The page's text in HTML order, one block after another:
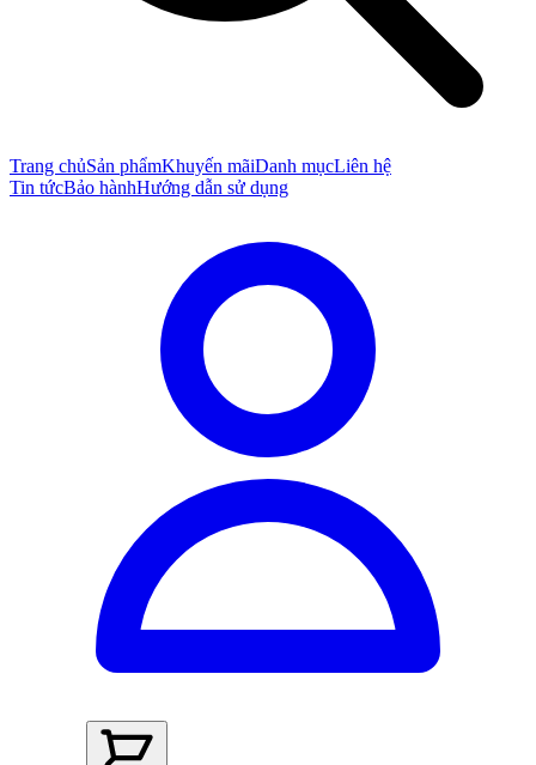
Trang chủSản phẩmKhuyến mãiDanh mụcLiên hệ
Tin tứcBảo hànhHướng dẫn sử dụng